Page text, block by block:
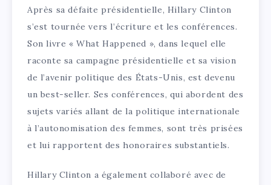
Après sa défaite présidentielle, Hillary Clinton
s’est tournée vers l’écriture et les conférences.
Son livre « What Happened », dans lequel elle
raconte sa campagne présidentielle et sa vision
de l’avenir politique des États-Unis, est devenu
un best-seller. Ses conférences, qui abordent des
sujets variés allant de la politique internationale
à l’autonomisation des femmes, sont très prisées
et lui rapportent des honoraires substantiels.
Hillary Clinton a également collaboré avec de